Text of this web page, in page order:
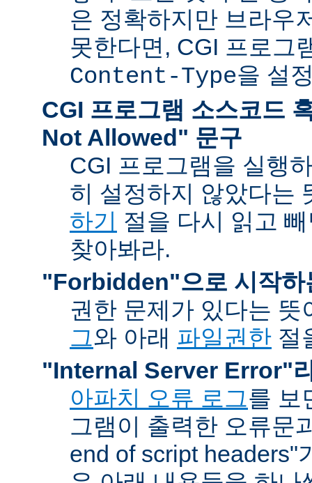
은 정확하지만 브라우
못한다면, CGI 프로그
Content-Type을 설
CGI 프로그램 소스코드
Not Allowed" 문구
CGI 프로그램을 실행
히 설정하지 않았다는
하기 절을 다시 읽고
찾아봐라.
"Forbidden"으로 시작하
권한 문제가 있다는
그와 아래 파일권한 절
"Internal Server Error"
아파치 오류 로그를 보
그램이 출력한 오류문
end of script headers"